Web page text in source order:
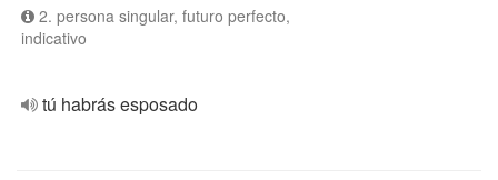
2. persona singular, futuro perfecto,
indicativo
tú habrás esposado